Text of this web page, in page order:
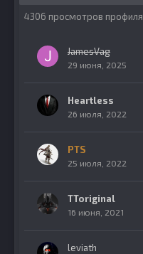
4306 просмотров профиля
JamesVag
29 июня, 2025
Heartless
26 июля, 2022
PTS
25 июля, 2022
TToriginal
16 июня, 2021
leviath